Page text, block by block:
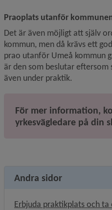
Praoplats utanför
Det är även möjligt att själv
kommun, men då krävs ett
prao utanför Umeå kommun
är den som beslutar
även under praktik.
För mer information,
yrkesvägledare på din
Andra sidor
Erbjuda praktikplats och